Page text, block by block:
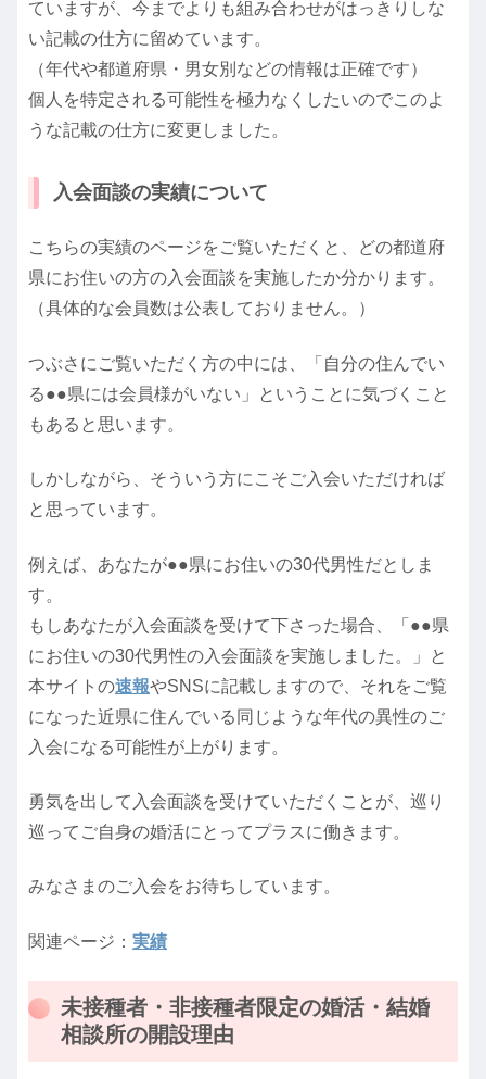
ていますが、今までよりも組み合わせがはっきりしな
い記載の仕方に留めています。
（年代や都道府県・男女別などの情報は正確です）
個人を特定される可能性を極力なくしたいのでこのよ
うな記載の仕方に変更しました。
入会面談の実績について
こちらの実績のページをご覧いただくと、どの都道府
県にお住いの方の入会面談を実施したか分かります。
（具体的な会員数は公表しておりません。）
つぶさにご覧いただく方の中には、「自分の住んでい
る●●県には会員様がいない」ということに気づくこと
もあると思います。
しかしながら、そういう方にこそご入会いただければ
と思っています。
例えば、あなたが●●県にお住いの30代男性だとしま
す。
もしあなたが入会面談を受けて下さった場合、「●●県
にお住いの30代男性の入会面談を実施しました。」と
本サイトの速報やSNSに記載しますので、それをご覧
になった近県に住んでいる同じような年代の異性のご
入会になる可能性が上がります。
勇気を出して入会面談を受けていただくことが、巡り
巡ってご自身の婚活にとってプラスに働きます。
みなさまのご入会をお待ちしています。
関連ページ： 実績
未接種者・非接種者限定の婚活・結婚
相談所の開設理由